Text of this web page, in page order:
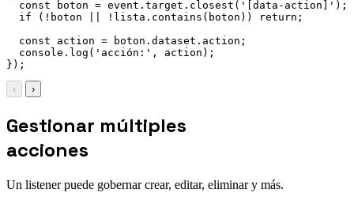
const boton = event . target . closest ( '[data-action]' ) ;
if
( ! boton ! lista . contains ( boton ) ) return ;
const action = boton . dataset . action ;
  console
. log ( 'acción:' , action ) ;
} ) ;
‹ ›
Gestionar múltiples
acciones
Un listener puede gobernar crear, editar, eliminar y más.